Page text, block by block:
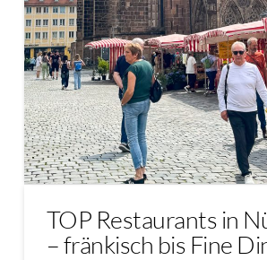
TOP Restaurants in
– fränkisch bis Fine